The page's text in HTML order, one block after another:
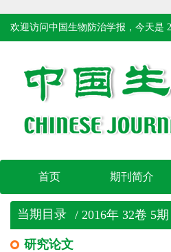
欢迎访问中国生物防治学报，今天是
首页 期刊简介
当期目录 / 2016年 32卷 5
研究论文